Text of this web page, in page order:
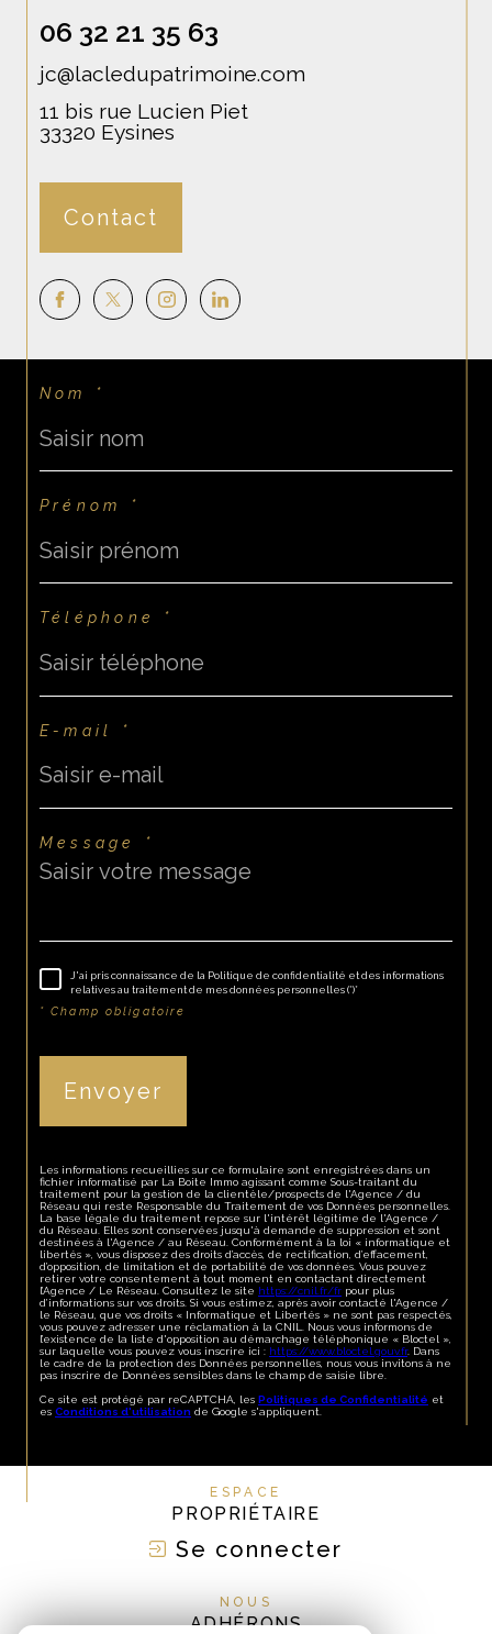
Nom *
Prénom *
Téléphone *
E-mail *
Message *
J'ai pris connaissance de la Politique de confidentialité et des informations
relatives au traitement de mes données personnelles (*)*
* Champ obligatoire
Envoyer
Les informations recueillies sur ce formulaire sont enregistrées dans un
fichier informatisé par La Boite Immo agissant comme Sous-traitant du
traitement pour la gestion de la clientèle/prospects de l'Agence / du
Réseau qui reste Responsable du Traitement de vos Données personnelles.
La base légale du traitement repose sur l'intérêt légitime de l'Agence /
du Réseau. Elles sont conservées jusqu'à demande de suppression et sont
destinées à l'Agence / au Réseau. Conformément à la loi « informatique et
libertés », vous disposez des droits d’accès, de rectification, d’effacement,
d’opposition, de limitation et de portabilité de vos données. Vous pouvez
retirer votre consentement à tout moment en contactant directement
l’Agence / Le Réseau. Consultez le site https://cnil.fr/fr pour plus
d’informations sur vos droits. Si vous estimez, après avoir contacté l'Agence /
le Réseau, que vos droits « Informatique et Libertés » ne sont pas respectés,
vous pouvez adresser une réclamation à la CNIL. Nous vous informons de
l’existence de la liste d'opposition au démarchage téléphonique « Bloctel »,
sur laquelle vous pouvez vous inscrire ici : https://www.bloctel.gouv.fr. Dans
le cadre de la protection des Données personnelles, nous vous invitons à ne
pas inscrire de Données sensibles dans le champ de saisie libre.
Ce site est protégé par reCAPTCHA, les Politiques de Confidentialité et
es Conditions d'utilisation de Google s'appliquent.
06 32 21 35 63
jc@lacledupatrimoine.com
11 bis rue Lucien Piet
33320
Eysines
Contact
ESPACE
PROPRIÉTAIRE
Se connecter
NOUS
ADHÉRONS